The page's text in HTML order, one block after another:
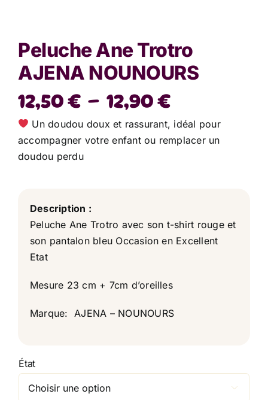
Peluche Ane Trotro
AJENA NOUNOURS
12,50€ – 12,90€Plage
de
prix :
Un doudou doux et rassurant, idéal pour
accompagner votre enfant ou remplacer un
doudou perdu
Description :
Peluche Ane Trotro avec son t-shirt rouge et
son pantalon bleu Occasion en Excellent
Etat
Mesure 23 cm + 7cm d’oreilles
Marque: AJENA – NOUNOURS
État
